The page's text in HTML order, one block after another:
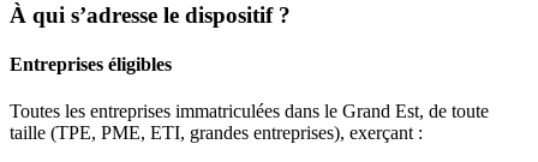
À qui s’adresse le dispositif ?
Entreprises éligibles
Toutes les entreprises immatriculées dans le Grand Est, de toute
taille (TPE, PME, ETI, grandes entreprises), exerçant :